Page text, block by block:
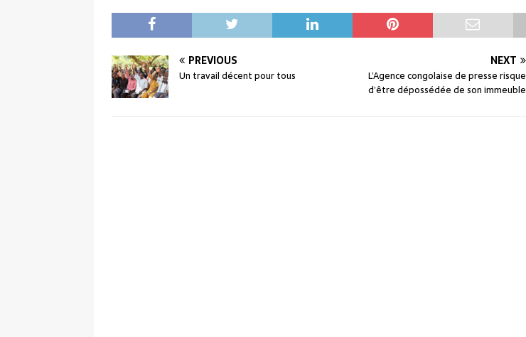
PREVIOUS
Un travail décent pour tous
NEXT
L’Agence congolaise de presse risque
d’être dépossédée de son immeuble